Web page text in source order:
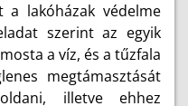
a lakóházak védelme
szerint az egyik
a víz, és a tűzfala
megtámasztását
illetve ehhez